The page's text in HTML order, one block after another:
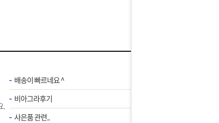
.
배송이 빠르네요 ^
비아그라후기
사은품 관련..